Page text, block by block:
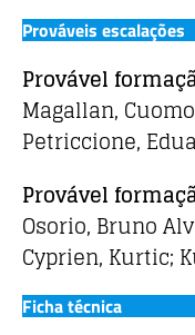
Prováveis escalações
Provável
Magallan,
Petriccione,
Provável
Osorio, Bruno
Cyprien, Kurtic;
Ficha técnica